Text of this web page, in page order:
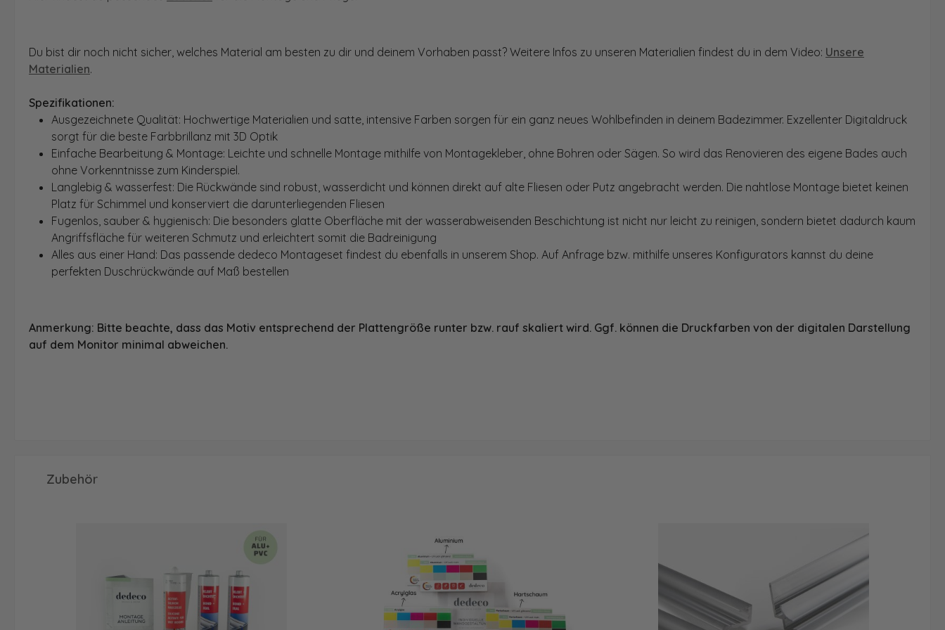
Du bist dir noch nicht sicher, welches Material am besten zu dir und deinem Vorhaben passt? Weitere Infos zu unseren Materialien findest du in dem Video: Unsere
Materialien.
Spezifikationen:
Ausgezeichnete Qualität: Hochwertige Materialien und satte, intensive Farben sorgen für ein ganz neues Wohlbefinden in deinem Badezimmer. Exzellenter Digitaldruck
sorgt für die beste Farbbrillanz mit 3D Optik
Einfache Bearbeitung & Montage: Leichte und schnelle Montage mithilfe von Montagekleber, ohne Bohren oder Sägen. So wird das Renovieren des eigene Bades auch
ohne Vorkenntnisse zum Kinderspiel.
Langlebig & wasserfest: Die Rückwände sind robust, wasserdicht und können direkt auf alte Fliesen oder Putz angebracht werden. Die nahtlose Montage bietet keinen
Platz für Schimmel und konserviert die darunterliegenden Fliesen
Fugenlos, sauber & hygienisch: Die besonders glatte Oberfläche mit der wasserabweisenden Beschichtung ist nicht nur leicht zu reinigen, sondern bietet dadurch kaum
Angriffsfläche für weiteren Schmutz und erleichtert somit die Badreinigung
Alles aus einer Hand: Das passende dedeco Montageset findest du ebenfalls in unserem Shop. Auf Anfrage bzw. mithilfe unseres Konfigurators kannst du deine
perfekten Duschrückwände auf Maß bestellen
Anmerkung: Bitte beachte, dass das Motiv entsprechend der Plattengröße runter bzw. rauf skaliert wird. Ggf. können die Druckfarben von der digitalen Darstellung
auf dem Monitor minimal abweichen.
Produktgalerie überspringen
Zubehör